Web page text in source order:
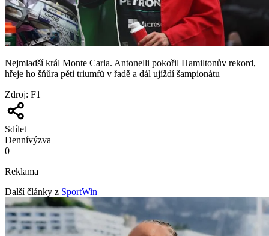
Nejmladší král Monte Carla. Antonelli pokořil Hamiltonův rekord,
hřeje ho šňůra pěti triumfů v řadě a dál ujíždí šampionátu
Zdroj: F1
Sdílet
Dennívýzva
0
Reklama
Další články z SportWin